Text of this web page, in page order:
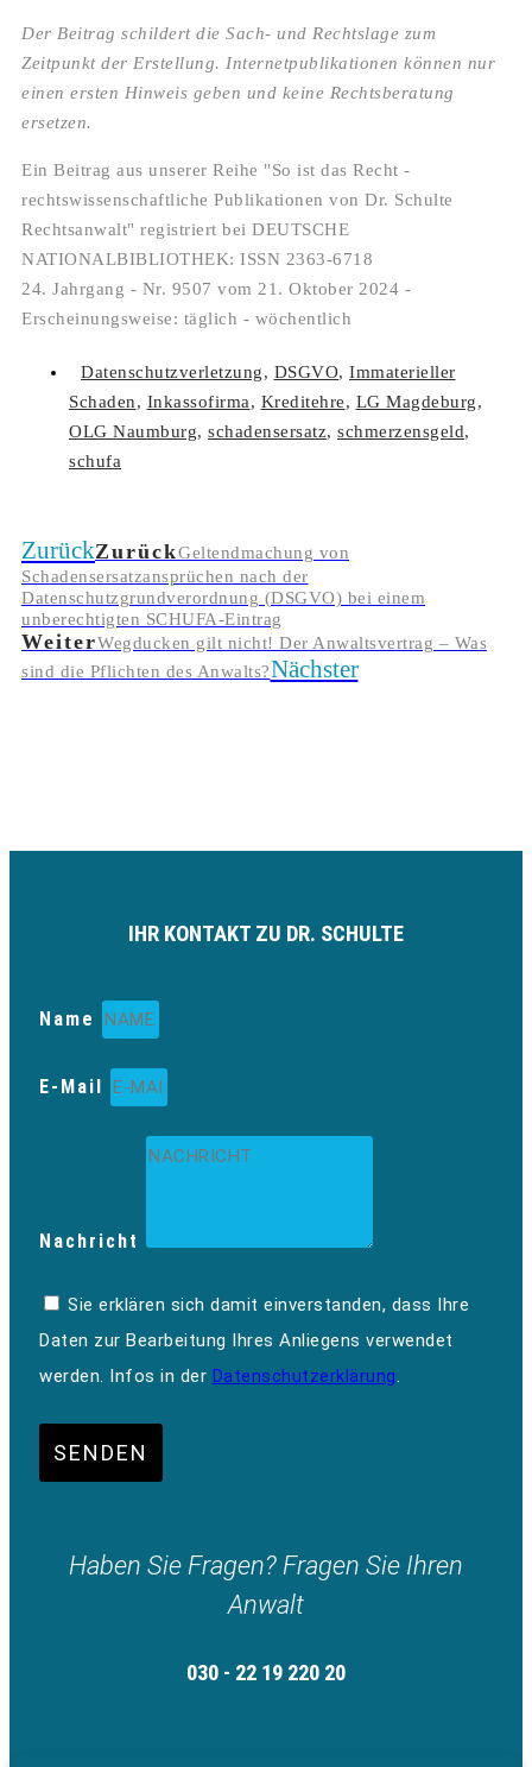
Der Beitrag schildert die Sach- und Rechtslage zum
Zeitpunkt der Erstellung. Internetpublikationen können nur
einen ersten Hinweis geben und keine Rechtsberatung
ersetzen.
Ein Beitrag aus unserer Reihe "So ist das Recht -
rechtswissenschaftliche Publikationen von Dr. Schulte
Rechtsanwalt" registriert bei DEUTSCHE
NATIONALBIBLIOTHEK: ISSN 2363-6718
24. Jahrgang - Nr. 9507 vom 21. Oktober 2024 -
Erscheinungsweise: täglich - wöchentlich
Datenschutzverletzung, DSGVO, Immaterieller
Schaden, Inkassofirma, Kreditehre, LG Magdeburg,
OLG Naumburg, schadensersatz, schmerzensgeld,
schufa
ZurückZurückGeltendmachung von
Schadensersatzansprüchen nach der
Datenschutzgrundverordnung (DSGVO) bei einem
unberechtigten SCHUFA-Eintrag
WeiterWegducken gilt nicht! Der Anwaltsvertrag – Was
sind die Pflichten des Anwalts?Nächster
IHR KONTAKT ZU DR. SCHULTE
Name
E-Mail
Nachricht
Sie erklären sich damit einverstanden, dass Ihre
Daten zur Bearbeitung Ihres Anliegens verwendet
werden. Infos in der Datenschutzerklärung.
SENDEN
Haben Sie Fragen? Fragen Sie Ihren
Anwalt
030 - 22 19 220 20